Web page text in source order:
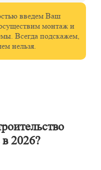
введем Ваш
монтаж и
Всегда подскажем,
нельзя.
2026?